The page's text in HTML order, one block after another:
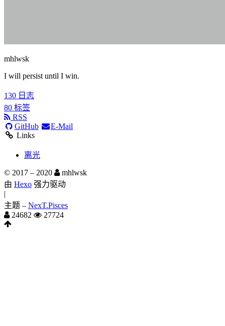
mhlwsk
I will persist until I win.
130 日志
80 标签
RSS
GitHub
E-Mail
Links
离光
© 2017 – 2020
mhlwsk
由 Hexo 强力驱动
|
主题 – NexT.Pisces
24682
27724